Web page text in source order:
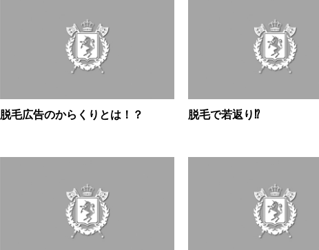
脱毛広告のからくりとは！？ 脱毛で若返り⁉